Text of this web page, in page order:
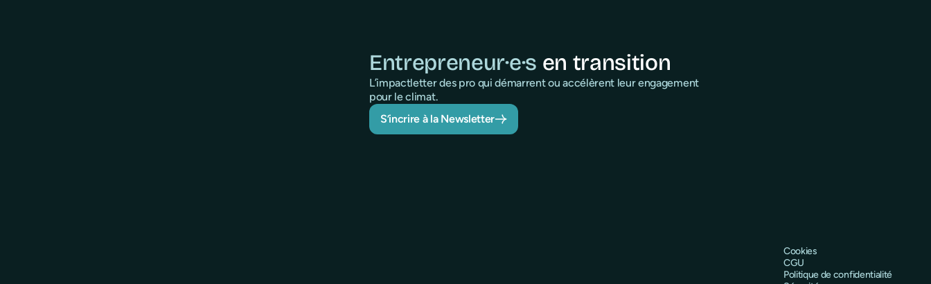
Entrepreneur·e·s en transition
L’impactletter des pro qui démarrent ou accélèrent leur engagement
pour le climat.
S’incrire à la Newsletter
Cookies
CGU
Politique de confidentialité